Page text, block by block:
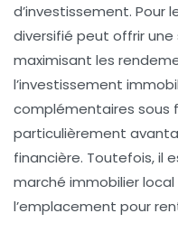
d’investissement. Pour
diversifié peut offrir
maximisant les
l’investissement
complémentaires sous
particulièrement
financière. Toutefois, il
marché immobilier
l’emplacement pour